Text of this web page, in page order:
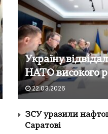
Україну
НАТО високого
22.03.2026
ЗСУ уразили
Саратові